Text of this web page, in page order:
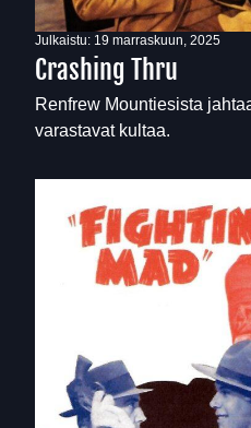
Julkaistu: 19 marraskuun, 2025
Crashing Thru
Renfrew Mountiesista
varastavat kultaa.